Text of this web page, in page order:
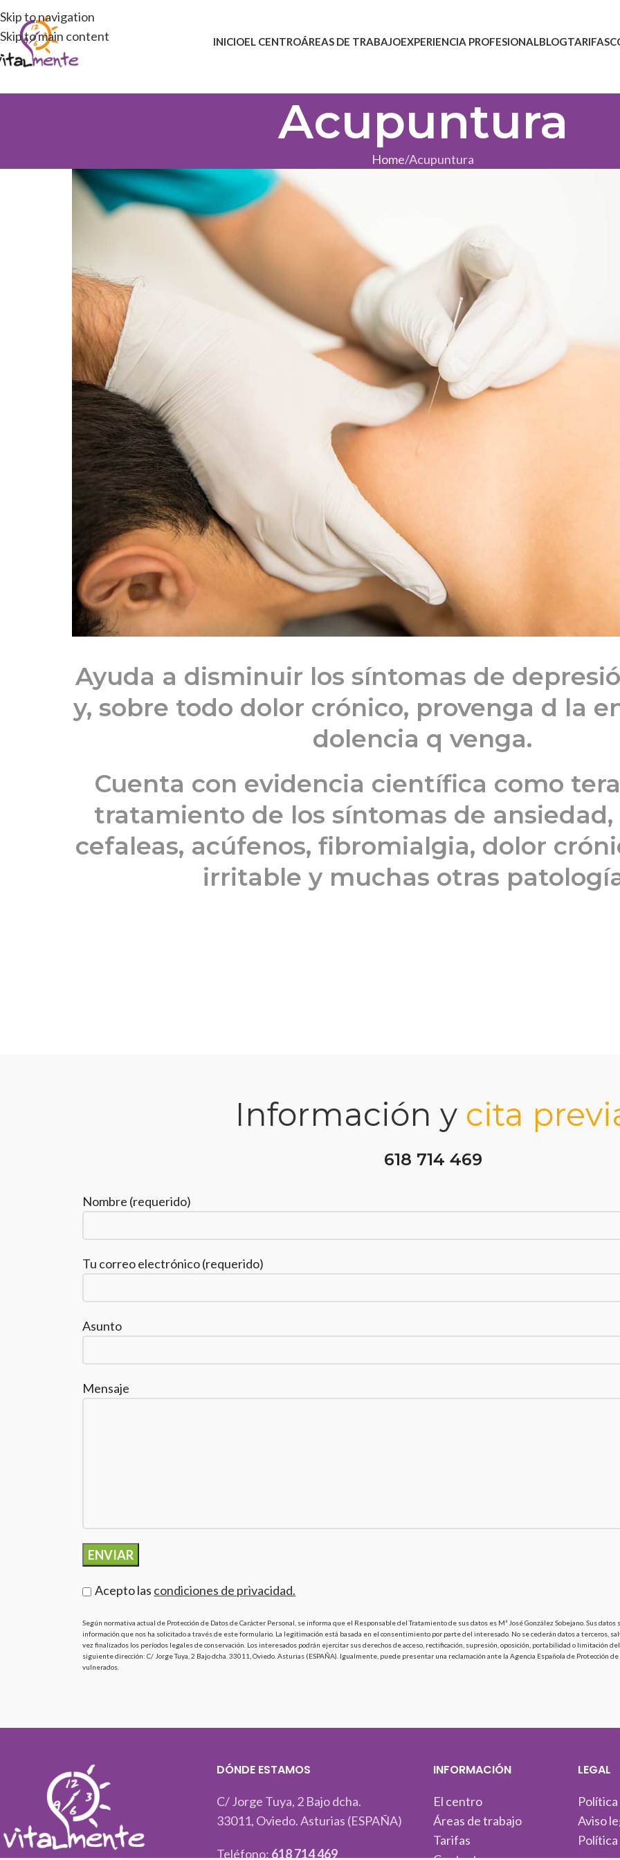
Skip to navigation
Skip to main content
INICIOEL CENTROÁREAS DE TRABAJOEXPERIENCIA PROFESIONAL BLOGTARIFAS
Acupuntura
Home Acupuntura
Ayuda a disminuir los síntomas de
y, sobre todo dolor crónico, provenga d la
dolencia q venga.
Cuenta con evidencia científica como
tratamiento de los síntomas de ansiedad,
cefaleas, acúfenos, fibromialgia, dolor
irritable y muchas otras
Información y cita
618 714 469
Nombre (requerido)
Tu correo electrónico (requerido)
Asunto
Mensaje
Acepto las condiciones de privacidad.
Según normativa actual de Protección de Datos de Carácter Personal, se informa que el Responsable del Tratamiento de sus datos es Mª José González Sobejano. Sus
información que nos ha solicitado a través de este formulario. La legitimación está basada en el consentimiento por parte del interesado. No se cederán datos a terceros,
vez finalizados los períodos legales de conservación. Los interesados podrán ejercitar sus derechos de acceso, rectificación, supresión, oposición, portabilidad o limitación
siguiente dirección: C/ Jorge Tuya, 2 Bajo dcha. 33011, Oviedo. Asturias (ESPAÑA). Igualmente, puede presentar una reclamación ante la Agencia Española de Protección
vulnerados.
DÓNDE ESTAMOS
C/ Jorge Tuya, 2 Bajo dcha.
33011, Oviedo. Asturias (ESPAÑA)
Teléfono: 618 714 469
INFORMACIÓN
El centro
Áreas de trabajo
Tarifas
LEGAL
Aviso